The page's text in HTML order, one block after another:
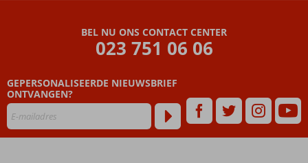
BEL NU ONS CONTACT CENTER
023 751 06 06
GEPERSONALISEERDE NIEUWSBRIEF
ONTVANGEN?